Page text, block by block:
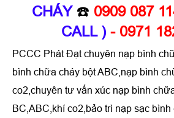
CHÁY ☎️ 0909 087
CALL ) - 0971
PCCC Phát Đạt chuyên nạp bình
bình chữa cháy bột ABC,nạp bình
co2,chuyên tư vấn xúc nạp bình
BC,ABC,khí co2,bảo trì nạp sạc